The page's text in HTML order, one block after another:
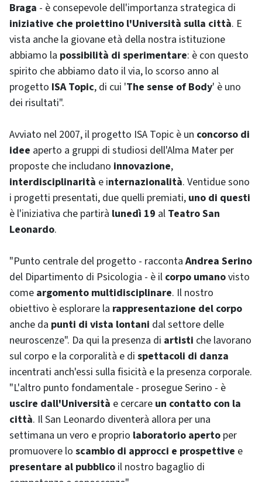
Braga - è consepevole dell'importanza strategica di
iniziative che proiettino l'Università sulla città. E
vista anche la giovane età della nostra istituzione
abbiamo la possibilità di sperimentare: è con questo
spirito che abbiamo dato il via, lo scorso anno al
progetto ISA Topic, di cui 'The sense of Body' è uno
dei risultati".
Avviato nel 2007, il progetto ISA Topic è un concorso di
idee aperto a gruppi di studiosi dell'Alma Mater per
proposte che includano innovazione,
interdisciplinarità e internazionalità. Ventidue sono
i progetti presentati, due quelli premiati, uno di questi
è l'iniziativa che partirà lunedì 19 al Teatro San
Leonardo.
"Punto centrale del progetto - raccontaAndrea Serino
del Dipartimento di Psicologia - è il corpo umanovisto
come argomento multidisciplinare. Il nostro
obiettivo è esplorare la rappresentazione del corpo
anche da punti di vista lontani dal settore delle
neuroscenze". Da qui la presenza di artisti che lavorano
sul corpo e la corporalità e di spettacoli di danza
incentrati anch'essi sulla fisicità e la presenza corporale.
"L'altro punto fondamentale - prosegue Serino - è
uscire dall'Università e cercare un contatto con la
città. Il San Leonardo diventerà allora per una
settimana un vero e proprio laboratorio aperto per
promuovere lo scambio di approcci e prospettive e
presentare al pubblico il nostro bagaglio di